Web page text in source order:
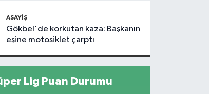
ASAYIŞ
Gökbel'de korkutan kaza: Başkanın
eşine motosiklet çarptı
Lig Puan Durumu